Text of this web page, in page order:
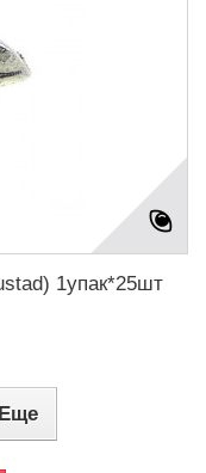
1упак*25шт
Еще